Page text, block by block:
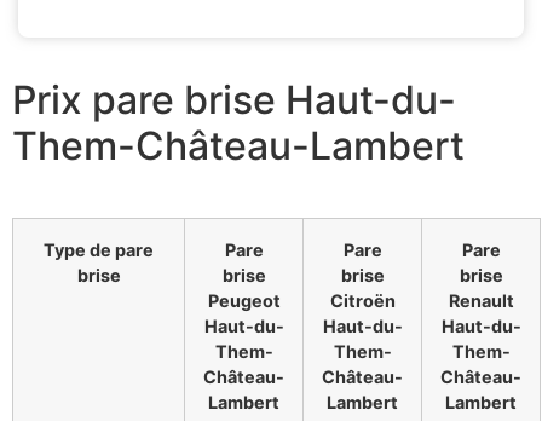
Prix pare brise Haut-du-
Them-Château-Lambert
Type de pare
brise
Pare
brise
Peugeot
Haut-du-
Them-
Château-
Lambert
Pare
brise
Citroën
Haut-du-
Them-
Château-
Lambert
Pare
brise
Renault
Haut-du-
Them-
Château-
Lambert